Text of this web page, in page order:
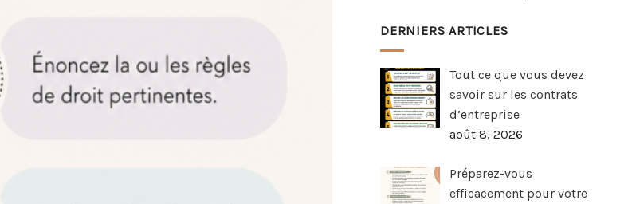
DERNIERS ARTICLES
Tout ce que vous devez
savoir sur les contrats
d’entreprise
août 8, 2026
Préparez-vous
efficacement pour votre